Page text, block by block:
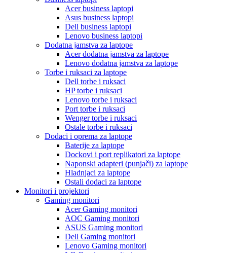
Acer business laptopi
Asus business laptopi
Dell business laptopi
Lenovo business laptopi
Dodatna jamstva za laptope
Acer dodatna jamstva za laptope
Lenovo dodatna jamstva za laptope
Torbe i ruksaci za laptope
Dell torbe i ruksaci
HP torbe i ruksaci
Lenovo torbe i ruksaci
Port torbe i ruksaci
Wenger torbe i ruksaci
Ostale torbe i ruksaci
Dodaci i oprema za laptope
Baterije za laptope
Dockovi i port replikatori za laptope
Naponski adapteri (punjači) za laptope
Hladnjaci za laptope
Ostali dodaci za laptope
Monitori i projektori
Gaming monitori
Acer Gaming monitori
AOC Gaming monitori
ASUS Gaming monitori
Dell Gaming monitori
Lenovo Gaming monitori